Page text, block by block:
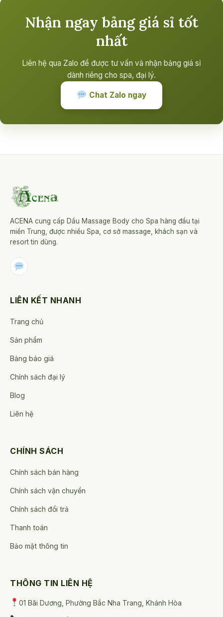
Nhận ngay bảng giá sỉ tốt
nhất
Liên hệ qua Zalo để được tư vấn và nhận bảng giá sỉ
dành riêng cho spa, đại lý.
Chat Zalo ngay
ACENA cung cấp Dầu Massage Body cho Spa hàng đầu tại
miền Trung, được nhiều Spa, cơ sở massage, khách sạn và
resort tin dùng.
LIÊN KẾT NHANH
Trang chủ
Sản phẩm
Bảng báo giá
Chính sách đại lý
Blog
Liên hệ
CHÍNH SÁCH
Chính sách bán hàng
Chính sách vận chuyển
Chính sách đổi trả
Thanh toán
Bảo mật thông tin
THÔNG TIN LIÊN HỆ
01 Bãi Dương, Phường Bắc Nha Trang, Khánh Hòa